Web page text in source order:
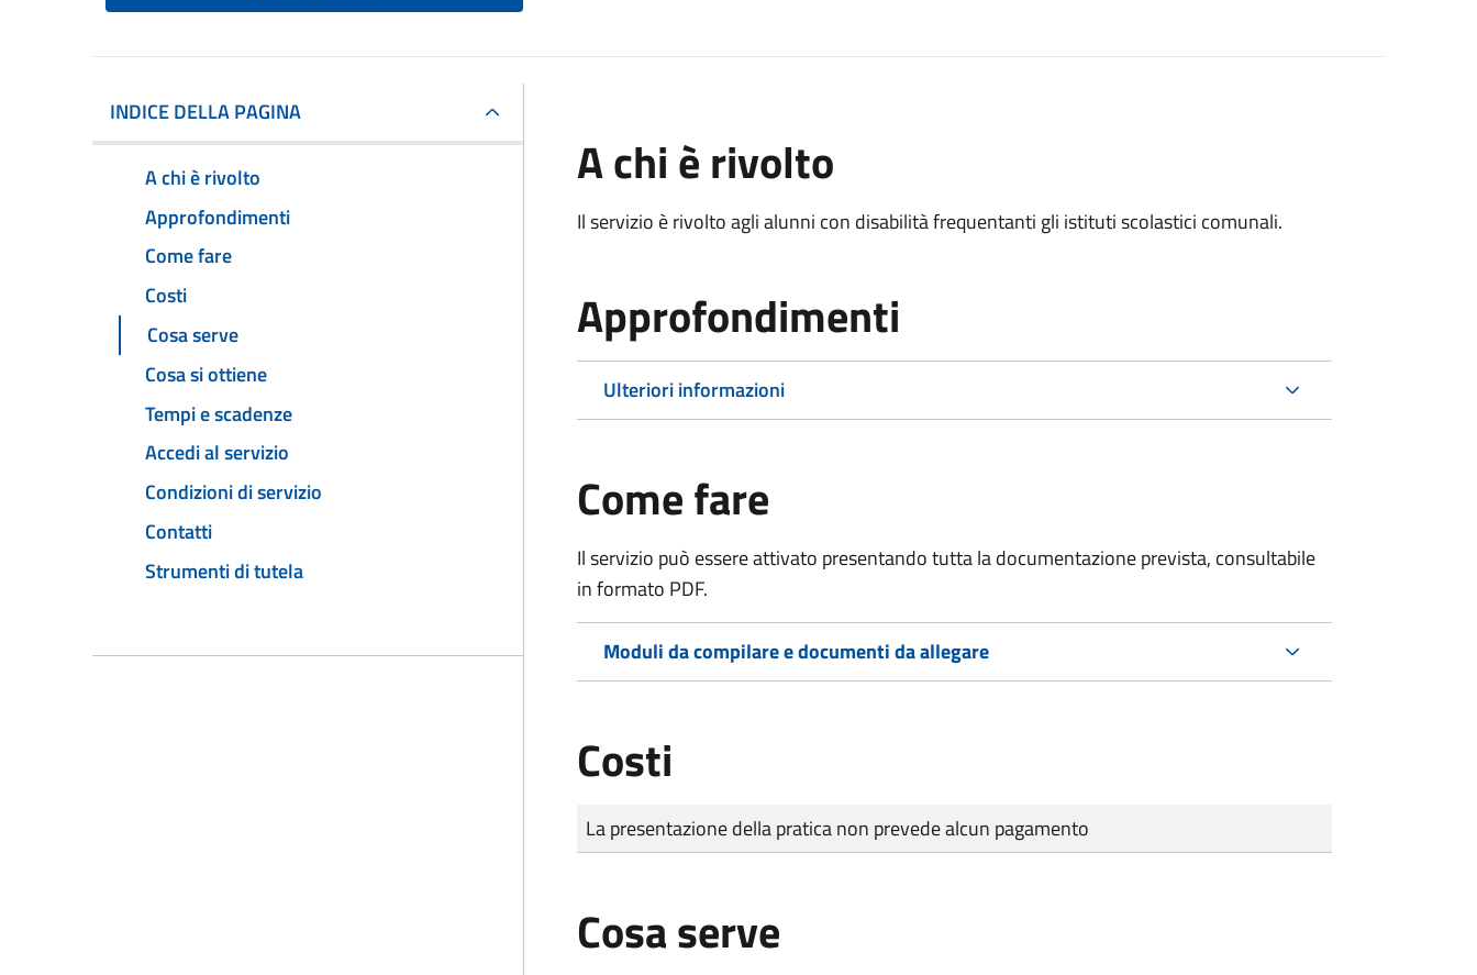
INDICE DELLA PAGINA
A chi è rivolto
Approfondimenti
Come fare
Costi
Cosa serve
Cosa si ottiene
Tempi e scadenze
Accedi al servizio
Condizioni di servizio
Contatti
Strumenti di tutela
A chi è rivolto
Il servizio è rivolto agli alunni con disabilità frequentanti gli istituti scolastici comunali.
Approfondimenti
Ulteriori informazioni
Come fare
Il servizio può essere attivato presentando tutta la documentazione prevista, consultabile
in formato PDF.
Moduli da compilare e documenti da allegare
Costi
Tipo di pagamento
Importo
La presentazione della pratica non prevede alcun pagamento
Cosa serve